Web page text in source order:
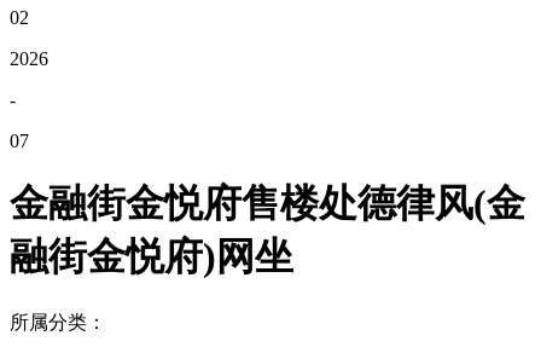
02
2026
-
07
金融街金悦府售楼处德律风(金
融街金悦府)网坐
所属分类：